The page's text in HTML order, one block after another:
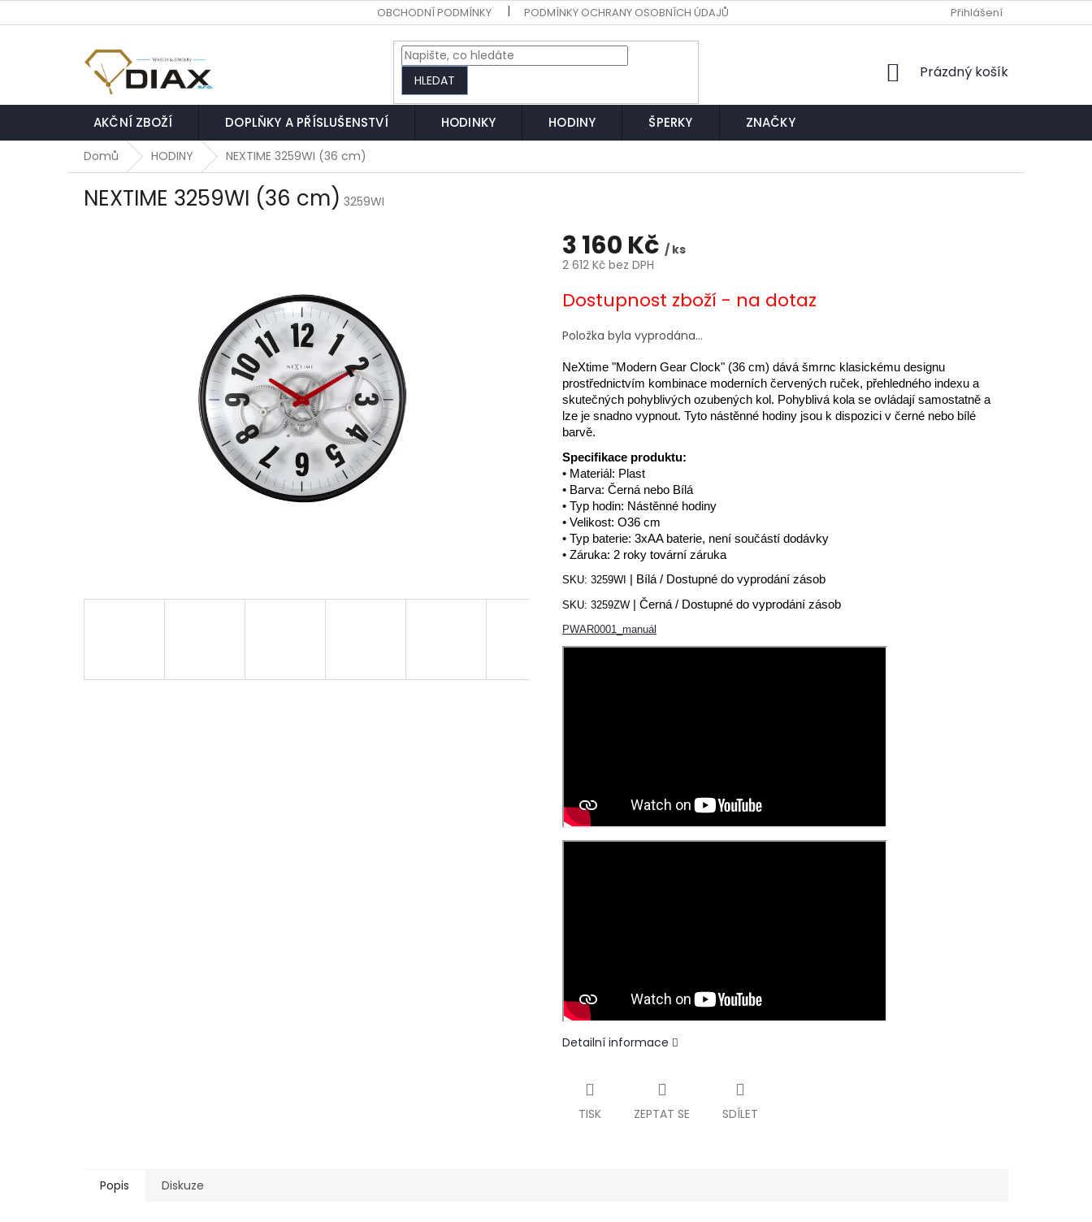
na
OBCHODNÍ PODMÍNKY PODMÍNKY OCHRANY OSOBNÍCH ÚDAJŮ EXPEDIČNÍ A KONTAKTNÍ MÍSTO
Přihlášení
HLEDAT
NÁKUPNÍ
Prázdný košík
AKČNÍ ZBOŽÍ DOPLŇKY A PŘÍSLUŠENSTVÍ HODINKY HODINY ŠPERKY ZNAČKY
Domů HODINY NEXTIME 3259WI (36 cm)
NEXTIME 3259WI (36 cm) 3259WI
3 160 Kč / ks
2 612 Kč bez DPH
cena:
Dostupnost zboží - na dotaz
Položka byla vyprodána…
NeXtime "Modern Gear Clock" (36 cm) dává šmrnc klasickému designu
prostřednictvím kombinace moderních červených ruček, přehledného indexu a
skutečných pohyblivých ozubených kol. Pohyblivá kola se ovládají samostatně a
lze je snadno vypnout. Tyto nástěnné hodiny jsou k dispozici v černé nebo bílé
barvě.
Specifikace produktu:
• Materiál: Plast
• Barva: Černá nebo Bílá
• Typ hodin: Nástěnné hodiny
• Velikost: O36 cm
• Typ baterie: 3xAA baterie, není součástí dodávky
• Záruka: 2 roky tovární záruka
SKU: 3259WI | Bílá / Dostupné do vyprodání zásob
SKU: 3259ZW | Černá / Dostupné do vyprodání zásob
PWAR0001_manuál
Detailní informace
TISK ZEPTAT SE SDÍLET
Popis Diskuze